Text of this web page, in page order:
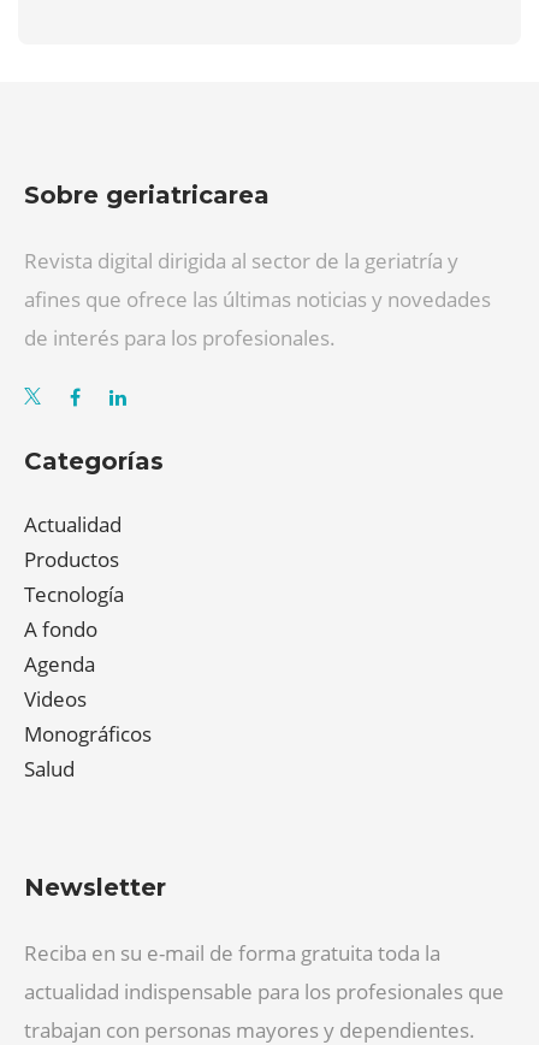
Sobre geriatricarea
Revista digital dirigida al sector de la geriatría y
afines que ofrece las últimas noticias y novedades
de interés para los profesionales.
Categorías
Actualidad
Productos
Tecnología
A fondo
Agenda
Videos
Monográficos
Salud
Newsletter
Reciba en su e-mail de forma gratuita toda la
actualidad indispensable para los profesionales que
trabajan con personas mayores y dependientes.